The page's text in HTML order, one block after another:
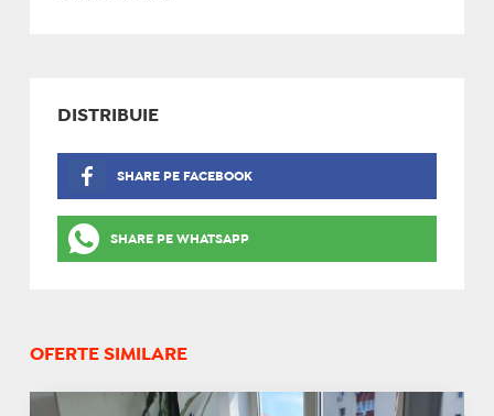
DISTRIBUIE
SHARE PE FACEBOOK
SHARE PE WHATSAPP
OFERTE SIMILARE